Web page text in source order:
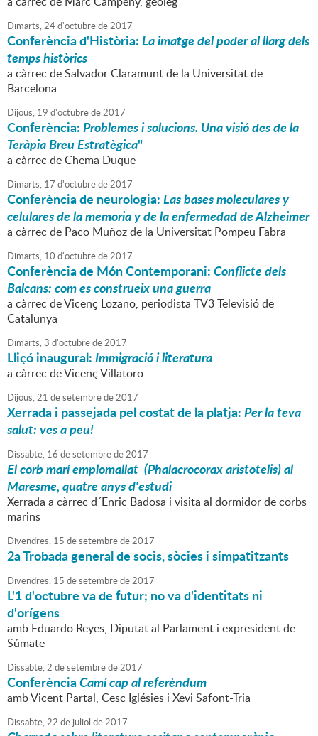
Dimarts,24d'octubrede2017
Conferència d'Història:La imatge del poder al llarg dels
temps històrics
a càrrec de Salvador Claramunt de la Universitat de
Barcelona
Dijous, 19 d'octubrede2017
Conferència:Problemes i solucions. Una visió des de la
Teràpia Breu Estratègica"
a càrrec de Chema Duque
Dimarts, 17 d'octubrede2017
Conferència de neurologia:Las bases moleculares y
celulares de la memoria y de la enfermedad de Alzheimer
a càrrec de Paco Muñoz de la Universitat Pompeu Fabra
Dimarts, 10 d'octubrede2017
Conferència de Món Contemporani:Conflicte dels
Balcans: com es construeix una guerra
a càrrec de Vicenç Lozano, periodista TV3 Televisió de
Catalunya
Dimarts,3 d'octubrede2017
Lliçó inaugural:Immigració i literatura
a càrrec de Vicenç Villatoro
Dijous,21 desetembrede2017
Xerrada i passejada pel costat de la platja:Per la teva
salut: ves a peu!
Dissabte, 16 desetembrede2017
El corb marí emplomallat (Phalacrocorax aristotelis) al
Maresme, quatre anys d'estudi
Xerrada a càrrec d´Enric Badosa i visita al dormidor de corbs
marins
Divendres, 15 desetembrede2017
2a Trobada general de socis, sòcies i simpatitzants
Divendres, 15 desetembrede2017
L'1 d'octubre va de futur; no va d'identitats ni
d'orígens
amb Eduardo Reyes, Diputat al Parlament i expresident de
Súmate
Dissabte,2 desetembrede2017
ConferènciaCamí cap al referèndum
amb Vicent Partal, Cesc Iglésies i Xevi Safont-Tria
Dissabte,22 de juliol de2017